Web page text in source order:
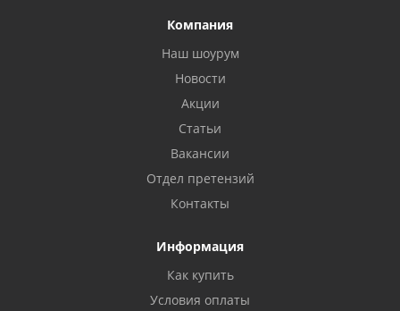
Компания
Наш шоурум
Новости
Акции
Статьи
Вакансии
Отдел претензий
Контакты
Информация
Как купить
Условия оплаты